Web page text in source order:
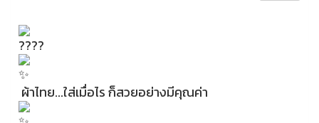
ผ้าไทย...ใส่เมื่อไร ก็สวยอย่างมีคุณค่า